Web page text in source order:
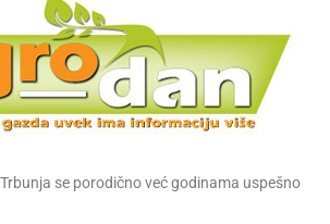
se porodično već godinama uspešno